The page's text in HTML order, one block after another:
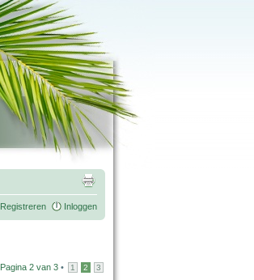
Registreren Inloggen
Pagina 2 van 3 • 1 2 3